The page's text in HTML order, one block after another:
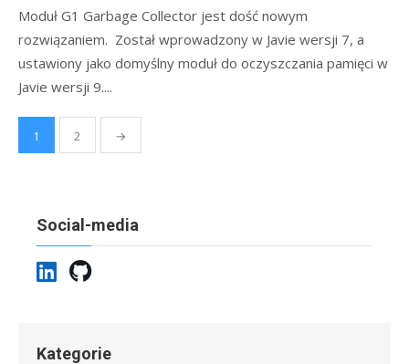
Moduł G1 Garbage Collector jest dość nowym
rozwiązaniem. Został wprowadzony w Javie wersji 7, a
ustawiony jako domyślny moduł do oczyszczania pamięci w
Javie wersji 9....
Stronicowanie
wpisów
1 2 →
Social-media
Kategorie